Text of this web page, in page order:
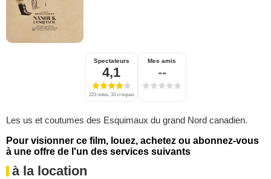
Spectateurs
4,1
223 notes, 33 critiques
Mes amis
--
Les us et coutumes des Esquimaux du grand Nord canadien.
Pour visionner ce film, louez, achetez ou abonnez-vous
à une offre de l'un des services suivants
à la location